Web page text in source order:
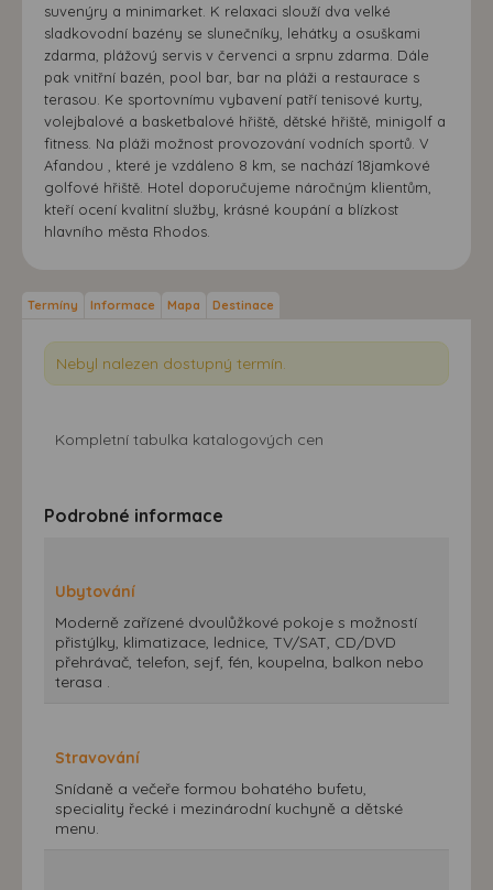
suvenýry a minimarket. K relaxaci slouží dva velké
sladkovodní bazény se slunečníky, lehátky a osuškami
zdarma, plážový servis v červenci a srpnu zdarma. Dále
pak vnitřní bazén, pool bar, bar na pláži a restaurace s
terasou. Ke sportovnímu vybavení patří tenisové kurty,
volejbalové a basketbalové hřiště, dětské hřiště, minigolf a
fitness. Na pláži možnost provozování vodních sportů. V
Afandou , které je vzdáleno 8 km, se nachází 18jamkové
golfové hřiště. Hotel doporučujeme náročným klientům,
kteří ocení kvalitní služby, krásné koupání a blízkost
hlavního města Rhodos.
Termíny Informace Mapa Destinace
Nebyl nalezen dostupný termín.
Kompletní tabulka katalogových cen
Podrobné informace
Ubytování
Moderně zařízené dvoulůžkové pokoje s možností
přistýlky, klimatizace, lednice, TV/SAT, CD/DVD
přehrávač, telefon, sejf, fén, koupelna, balkon nebo
terasa .
Stravování
Snídaně a večeře formou bohatého bufetu,
speciality řecké i mezinárodní kuchyně a dětské
menu.